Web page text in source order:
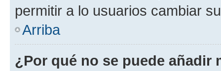
permitir a lo usuarios cambiar
Arriba
¿Por qué no se puede añadir